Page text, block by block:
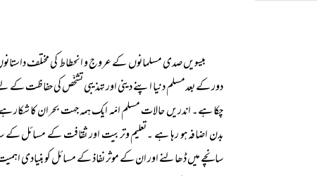
بیسویں صدی مسلمانوں کے عروج و انحطاط کی مختلف
دور کے بعدمسلم دنیا اپنے دینی اور تہذیبی تشخّص کی حفاظت کے
چکا ہے۔ اندریں حالات مسلم امّہ ایک ہمہ جہت بحران کا شکار
بدن اضافہ ہو رہا ہے ۔تعلیم وتربیت اور ثقافت کے مسائل کے
سانچے میں ڈھالنے اور ان کے موثر نفاذ کے مسائل کو بنیادی